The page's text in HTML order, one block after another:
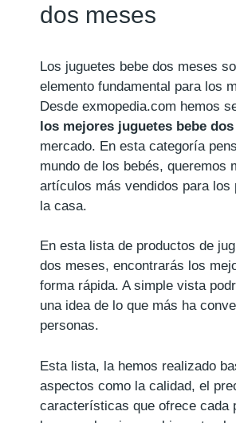
dos meses
Los juguetes bebe dos meses
elemento fundamental para los
Desde exmopedia.com hemos
los mejores juguetes bebe
mercado. En esta categoría
mundo de los bebés, queremos
artículos más vendidos para los
la casa.
En esta lista de productos de
dos meses, encontrarás los
forma rápida. A simple vista
una idea de lo que más ha
personas.
Esta lista, la hemos realizado
aspectos como la calidad, el
características que ofrece cada